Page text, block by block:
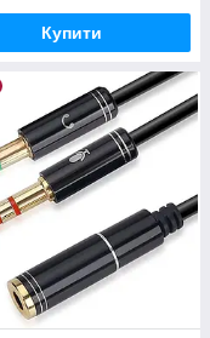
Купити